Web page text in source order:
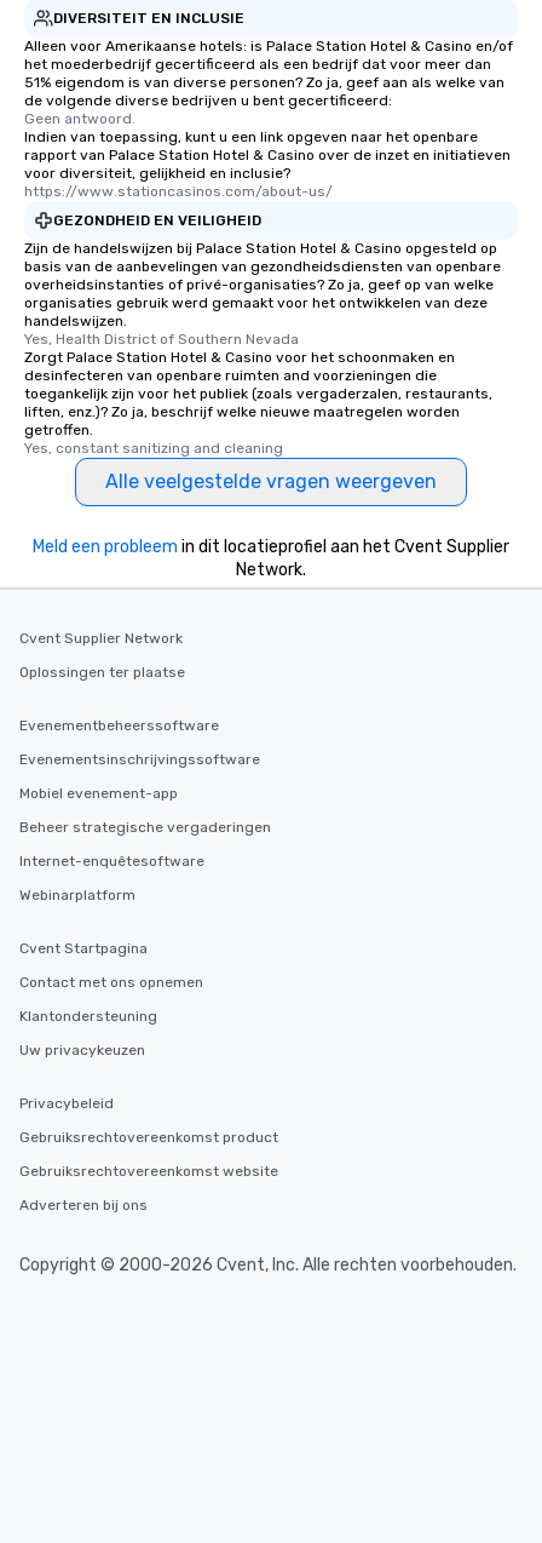
DIVERSITEIT EN INCLUSIE
Alleen voor Amerikaanse hotels: is Palace Station Hotel & Casino en/of
het moederbedrijf gecertificeerd als een bedrijf dat voor meer dan
51% eigendom is van diverse personen? Zo ja, geef aan als welke van
de volgende diverse bedrijven u bent gecertificeerd:
Geen antwoord.
Indien van toepassing, kunt u een link opgeven naar het openbare
rapport van Palace Station Hotel & Casino over de inzet en initiatieven
voor diversiteit, gelijkheid en inclusie?
https://www.stationcasinos.com/about-us/
GEZONDHEID EN VEILIGHEID
Zijn de handelswijzen bij Palace Station Hotel & Casino opgesteld op
basis van de aanbevelingen van gezondheidsdiensten van openbare
overheidsinstanties of privé-organisaties? Zo ja, geef op van welke
organisaties gebruik werd gemaakt voor het ontwikkelen van deze
handelswijzen.
Yes, Health District of Southern Nevada
Zorgt Palace Station Hotel & Casino voor het schoonmaken en
desinfecteren van openbare ruimten and voorzieningen die
toegankelijk zijn voor het publiek (zoals vergaderzalen, restaurants,
liften, enz.)? Zo ja, beschrijf welke nieuwe maatregelen worden
getroffen.
Yes, constant sanitizing and cleaning
Alle veelgestelde vragen weergeven
Meld een probleem in dit locatieprofiel aan het Cvent Supplier
Network.
Cvent Supplier Network
Oplossingen ter plaatse
Evenementbeheerssoftware
Evenementsinschrijvingssoftware
Mobiel evenement-app
Beheer strategische vergaderingen
Internet-enquêtesoftware
Webinarplatform
Cvent Startpagina
Contact met ons opnemen
Klantondersteuning
Uw privacykeuzen
Privacybeleid
Gebruiksrechtovereenkomst product
Gebruiksrechtovereenkomst website
Adverteren bij ons
Copyright © 2000-2026 Cvent, Inc. Alle rechten voorbehouden.